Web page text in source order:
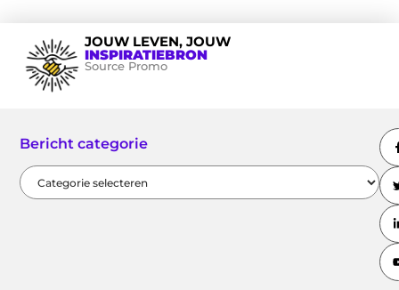
JOUW LEVEN, JOUW
INSPIRATIEBRON
Source Promo
Bericht categorie